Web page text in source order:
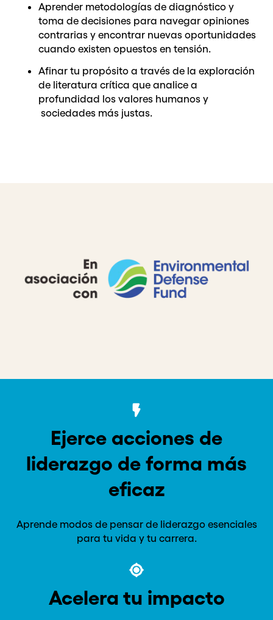
Aprender metodologías de diagnóstico y
toma de decisiones para navegar opiniones
contrarias y encontrar nuevas oportunidades
cuando existen opuestos en tensión.
Afinar tu propósito a través de la exploración
de literatura crítica que analice a
profundidad los valores humanos y
sociedades más justas.
Ejerce acciones de
liderazgo de forma más
eficaz
Aprende modos de pensar de liderazgo esenciales
para tu vida y tu carrera.
Acelera tu impacto